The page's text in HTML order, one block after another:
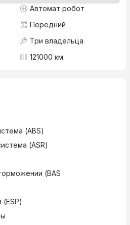
Автомат робот
Передний
Три владельца
121000 км.
(ABS)
(ASR)
(BAS